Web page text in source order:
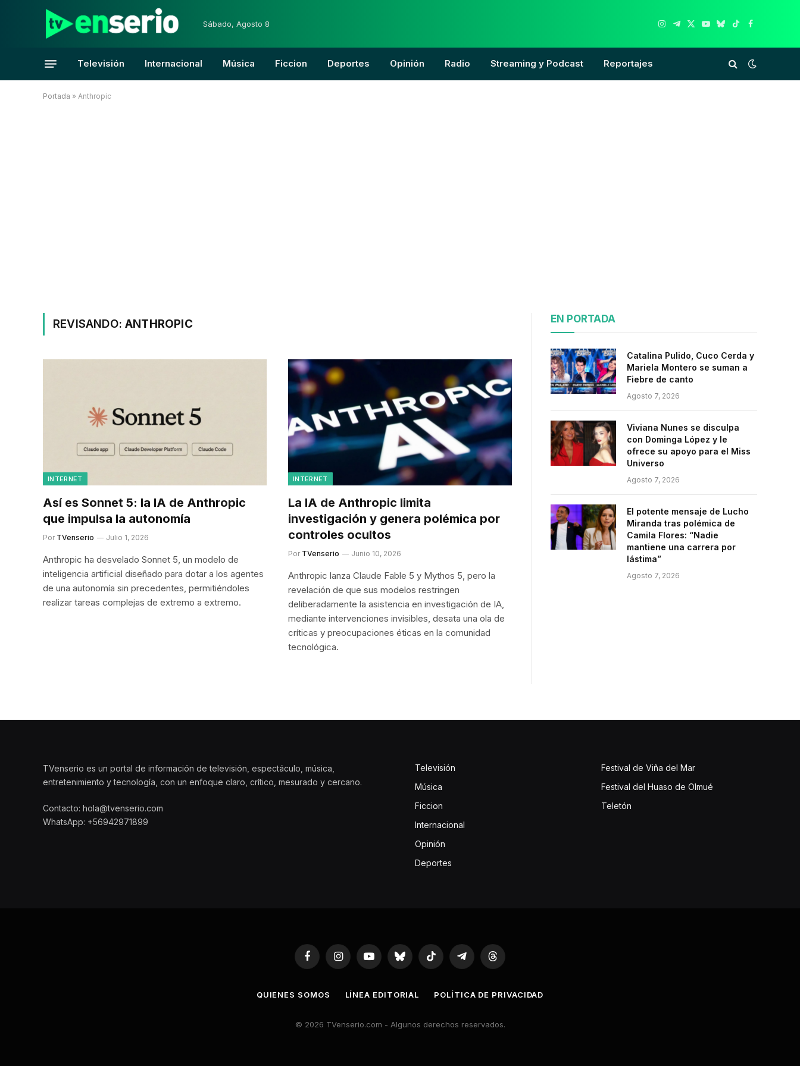
Sábado, Agosto 8
Instagram
Telegram
X
YouTube
Bluesky
TikTokFacebook
Televisión Internacional Música Ficcion Deportes Opinión Radio Streaming y Podcast Reportajes
Portada » Anthropic
REVISANDO:ANTHROPIC
INTERNET
Así es Sonnet 5: la IA de Anthropic
que impulsa la autonomía
Por TVenserio Julio 1, 2026
Anthropic ha desvelado Sonnet 5, un modelo de
inteligencia artificial diseñado para dotar a los agentes
de una autonomía sin precedentes, permitiéndoles
realizar tareas complejas de extremo a extremo.
INTERNET
La IA de Anthropic limita
investigación y genera polémica por
controles ocultos
Por TVenserio Junio 10, 2026
Anthropic lanza Claude Fable 5 y Mythos 5, pero la
revelación de que sus modelos restringen
deliberadamente la asistencia en investigación de IA,
mediante intervenciones invisibles, desata una ola de
críticas y preocupaciones éticas en la comunidad
tecnológica.
EN PORTADA
Catalina Pulido, Cuco Cerda y
Mariela Montero se suman a
Fiebre de canto
Agosto 7, 2026
Viviana Nunes se disculpa
con Dominga López y le
ofrece su apoyo para el Miss
Universo
Agosto 7, 2026
El potente mensaje de Lucho
Miranda tras polémica de
Camila Flores: “Nadie
mantiene una carrera por
lástima”
Agosto 7, 2026
TVenserio es un portal de información de televisión, espectáculo, música,
entretenimiento y tecnología, con un enfoque claro, crítico, mesurado y cercano.
Contacto: hola@tvenserio.com
WhatsApp: +56942971899
Televisión
Música
Ficcion
Internacional
Opinión
Deportes
Festival de Viña del Mar
Festival del Huaso de Olmué
Teletón
FacebookInstagramYouTubeBluesky TikTok TelegramThreads
QUIENES SOMOS LÍNEA EDITORIAL POLÍTICA DE PRIVACIDAD
© 2026 TVenserio.com - Algunos derechos reservados.